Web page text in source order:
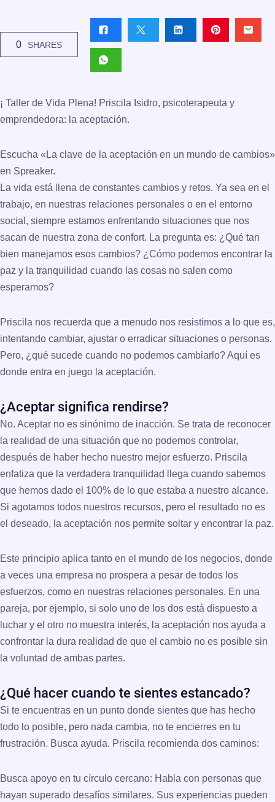
0 SHARES
¡ Taller de Vida Plena! Priscila Isidro, psicoterapeuta y
emprendedora: la aceptación.
Escucha «La clave de la aceptación en un mundo de cambios»
en Spreaker.
La vida está llena de constantes cambios y retos. Ya sea en el
trabajo, en nuestras relaciones personales o en el entorno
social, siempre estamos enfrentando situaciones que nos
sacan de nuestra zona de confort. La pregunta es: ¿Qué tan
bien manejamos esos cambios? ¿Cómo podemos encontrar la
paz y la tranquilidad cuando las cosas no salen como
esperamos?
Priscila nos recuerda que a menudo nos resistimos a lo que es,
intentando cambiar, ajustar o erradicar situaciones o personas.
Pero, ¿qué sucede cuando no podemos cambiarlo? Aquí es
donde entra en juego la aceptación.
¿Aceptar significa rendirse?
No. Aceptar no es sinónimo de inacción. Se trata de reconocer
la realidad de una situación que no podemos controlar,
después de haber hecho nuestro mejor esfuerzo. Priscila
enfatiza que la verdadera tranquilidad llega cuando sabemos
que hemos dado el 100% de lo que estaba a nuestro alcance.
Si agotamos todos nuestros recursos, pero el resultado no es
el deseado, la aceptación nos permite soltar y encontrar la paz.
Este principio aplica tanto en el mundo de los negocios, donde
a veces una empresa no prospera a pesar de todos los
esfuerzos, como en nuestras relaciones personales. En una
pareja, por ejemplo, si solo uno de los dos está dispuesto a
luchar y el otro no muestra interés, la aceptación nos ayuda a
confrontar la dura realidad de que el cambio no es posible sin
la voluntad de ambas partes.
¿Qué hacer cuando te sientes estancado?
Si te encuentras en un punto donde sientes que has hecho
todo lo posible, pero nada cambia, no te encierres en tu
frustración. Busca ayuda. Priscila recomienda dos caminos:
Busca apoyo en tu círculo cercano: Habla con personas que
hayan superado desafíos similares. Sus experiencias pueden